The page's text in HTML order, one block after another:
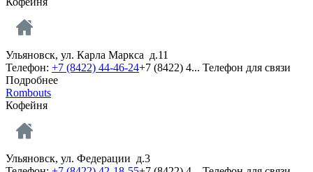
Ульяновск, ул. Карла Маркса д.11
Телефон: +7 (8422) 44-46-24+7 (8422) 4... Телефон для связи
Подробнее
Rombouts
Кофейня
Ульяновск, ул. Федерации д.3